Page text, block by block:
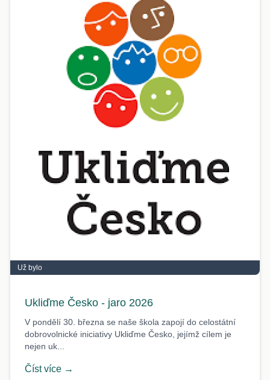
Už bylo
Ukliďme Česko - jaro 2026
V pondělí 30. března se naše škola zapojí do celostátní
dobrovolnické iniciativy Ukliďme Česko, jejímž cílem je
nejen uk...
Číst více →